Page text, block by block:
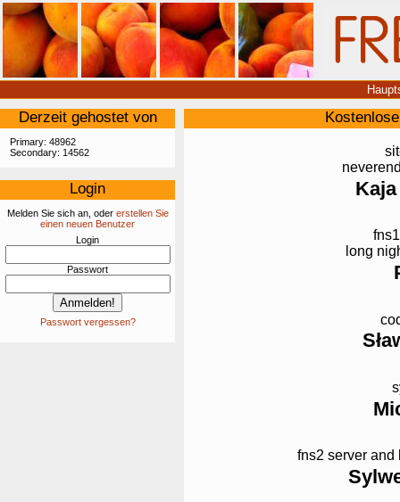
Derzeit gehostet von
Primary: 48962
Secondary: 14562
Login
Melden Sie sich an, oder erstellen Sie
einen neuen Benutzer
Login
Passwort
Passwort vergessen?
long
fns2 server